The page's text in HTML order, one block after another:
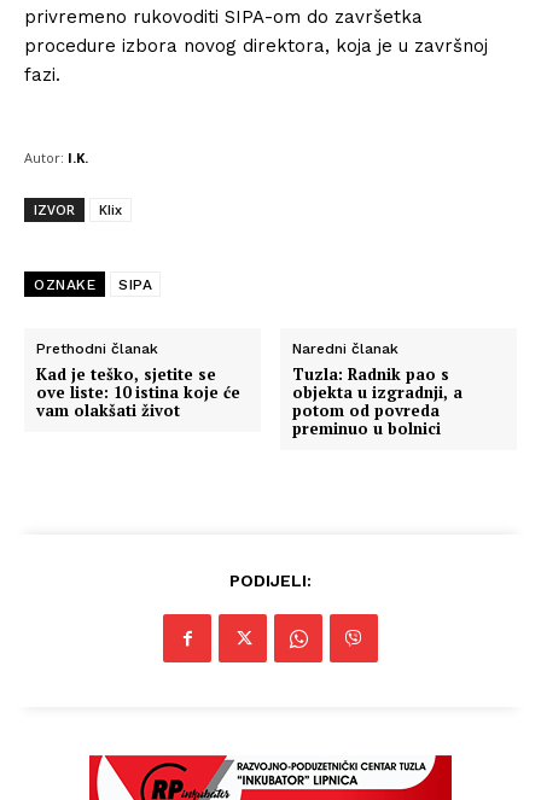
privremeno rukovoditi SIPA-om do završetka
procedure izbora novog direktora, koja je u završnoj
fazi.
Autor: I.K.
IZVOR Klix
OZNAKE SIPA
Prethodni članak
Kad je teško, sjetite se
ove liste: 10 istina koje će
vam olakšati život
Naredni članak
Tuzla: Radnik pao s
objekta u izgradnji, a
potom od povreda
preminuo u bolnici
PODIJELI: